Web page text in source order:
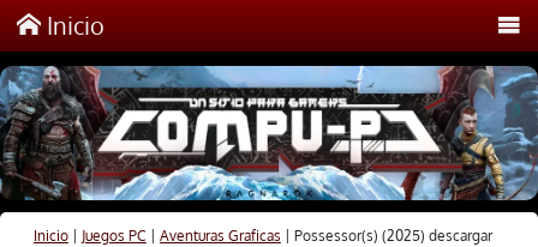
Inicio
Inicio| Juegos PC Aventuras Graficas
Possessor(s) (2025) descargar